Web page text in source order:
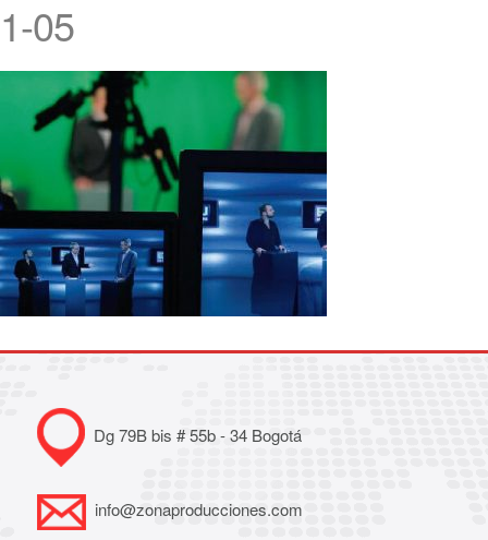
1-05
Dg 79B bis # 55b - 34 Bogotá
info@zonaproducciones.com